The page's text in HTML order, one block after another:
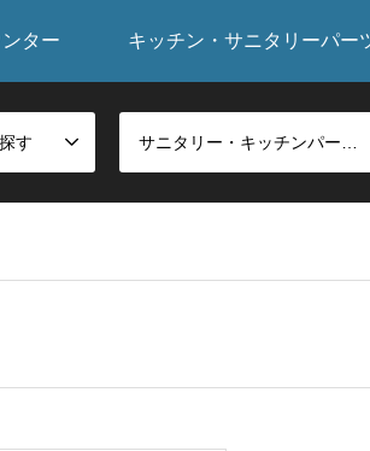
ター キッチン・サニタリーパー
す